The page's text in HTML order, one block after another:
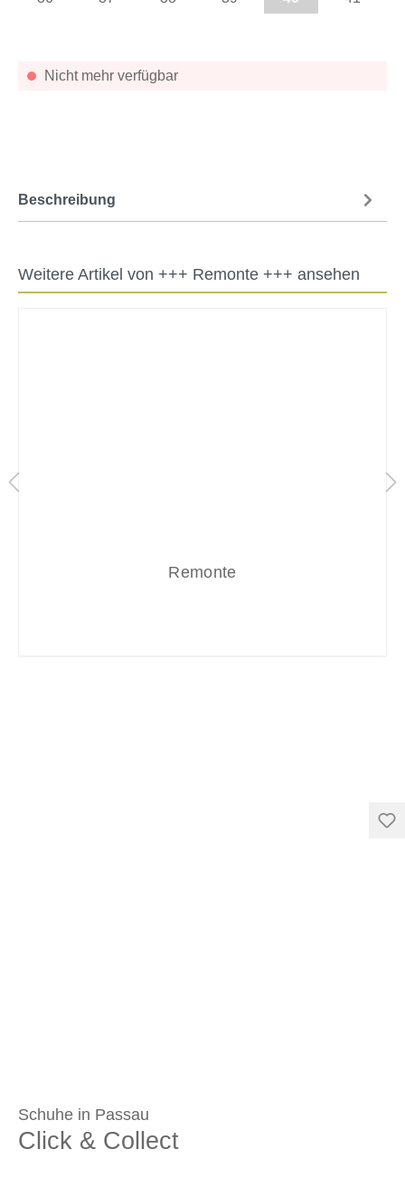
Nicht mehr verfügbar
Weitere Artikel von +++ Remonte +++ ansehen
Remonte
Beschreibung
Schuhe in Passau
Click & Collect